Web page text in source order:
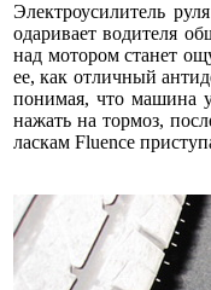
Электроусилитель
одаривает водителя
над мотором станет
ее, как отличный
понимая, что машина
нажать на тормоз,
ласкам Fluence